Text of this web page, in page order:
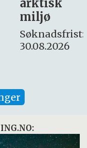
Søknadsfrist:
16. august.